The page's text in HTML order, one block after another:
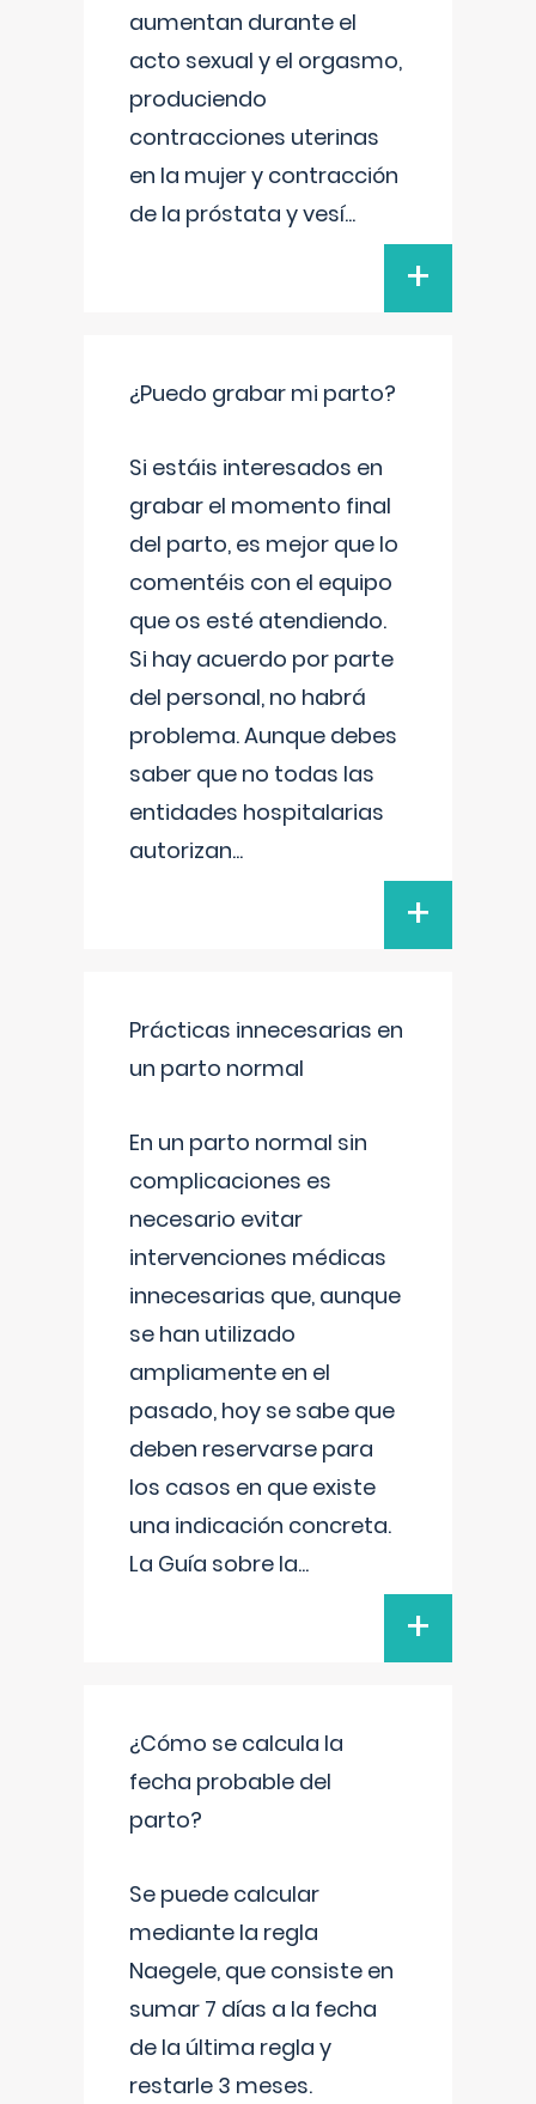
aumentan durante el
acto sexual y el orgasmo,
produciendo
contracciones uterinas
en la mujer y contracción
de la próstata y vesí...
+
¿Puedo grabar mi parto?
Si estáis interesados en
grabar el momento final
del parto, es mejor que lo
comentéis con el equipo
que os esté atendiendo.
Si hay acuerdo por parte
del personal, no habrá
problema. Aunque debes
saber que no todas las
entidades hospitalarias
autorizan...
+
Prácticas innecesarias en
un parto normal
En un parto normal sin
complicaciones es
necesario evitar
intervenciones médicas
innecesarias que, aunque
se han utilizado
ampliamente en el
pasado, hoy se sabe que
deben reservarse para
los casos en que existe
una indicación concreta.
La Guía sobre la...
+
¿Cómo se calcula la
fecha probable del
parto?
Se puede calcular
mediante la regla
Naegele, que consiste en
sumar 7 días a la fecha
de la última regla y
restarle 3 meses.